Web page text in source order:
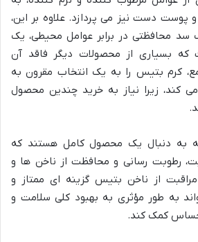
پوست دست نیز می پردازد. علاوه بر این،
سد محافظتی در برابر عوامل محیطی، یک
بسیاری از محصولات دیگر فاقد آن
کرم بتیس را به یک انتخاب مقرون به
کند، زیرا نیاز به خرید چندین محصول
که به دنبال یک محصول کامل هستند که
رطوبت رسانی و محافظت از ناخن ها و
از ناخن بتیس گزینه ای ممتاز و
به طور مؤثری به بهبود کلی سلامت و
کمک کند.